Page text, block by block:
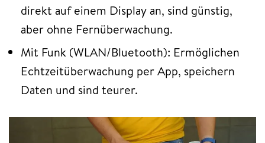
direkt auf einem Display an, sind günstig,
aber ohne Fernüberwachung.
Mit Funk (WLAN/Bluetooth): Ermöglichen
Echtzeitüberwachung per App, speichern
Daten und sind teurer.